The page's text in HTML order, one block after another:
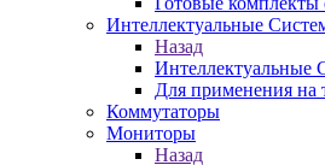
Интеллектуальные
Назад
Интеллектуальные
Для применения на
Коммутаторы
Мониторы
Назад